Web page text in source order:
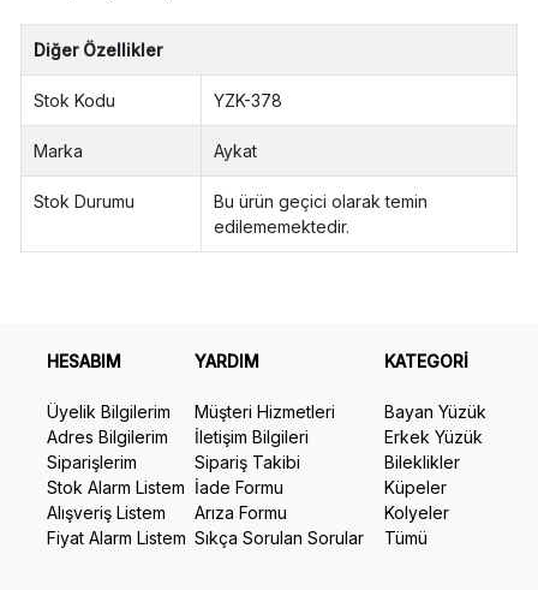
Diğer Özellikler
Stok Kodu YZK-378
Marka Aykat
Stok Durumu
Bu ürün geçici olarak temin
edilememektedir.
HESABIM
Üyelik Bilgilerim
Adres Bilgilerim
Siparişlerim
Stok Alarm Listem
Alışveriş Listem
Fiyat Alarm Listem
YARDIM
Müşteri Hizmetleri
İletişim Bilgileri
Sipariş Takibi
İade Formu
Arıza Formu
Sıkça Sorulan Sorular
KATEGORİ
Bayan Yüzük
Erkek Yüzük
Bileklikler
Küpeler
Kolyeler
Tümü